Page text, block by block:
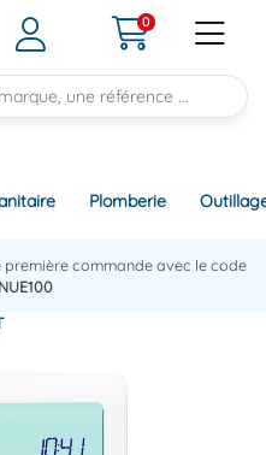
0
Plomberie
commande avec le code